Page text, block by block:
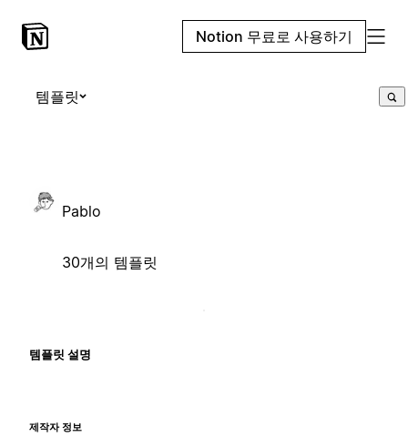
Notion 무료로 사용하기
템플릿
Pablo
30개의 템플릿
템플릿 설명
제작자 정보